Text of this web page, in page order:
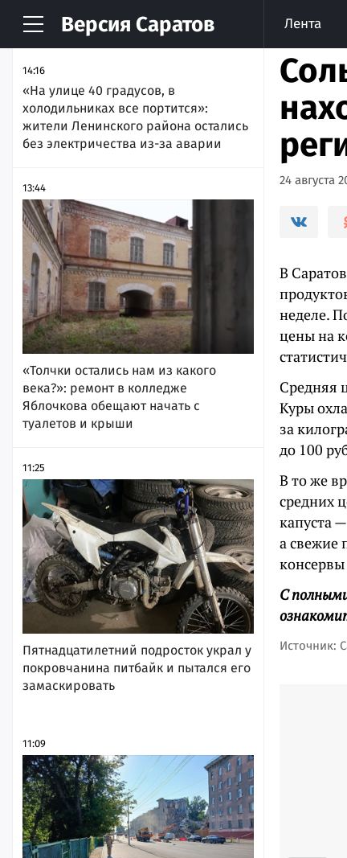
Версия Саратов Лента
НОВОСТИ АРХИВ
14:16
«На улице 40 градусов, в
холодильниках все портится»:
жители Ленинского района остались
без электричества из-за аварии
13:44
«Толчки остались нам из какого
века?»: ремонт в колледже
Яблочкова обещают начать с
туалетов и крыши
11:25
Пятнадцатилетний подросток украл у
покровчанина питбайк и пытался его
замаскировать
11:09
24 августа
В
неделе.
цены на
Средняя
Куры
за
до 100
В то же
средних
капуста
а свежие
С
Источник: